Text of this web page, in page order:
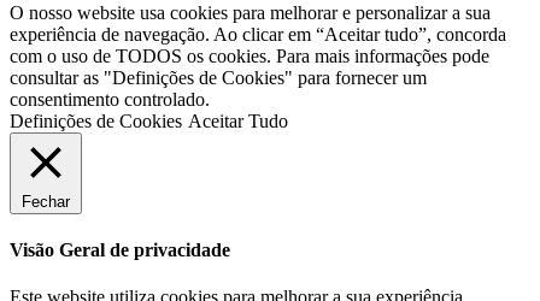
O nosso website usa cookies para melhorar e personalizar a sua
experiência de navegação. Ao clicar em “Aceitar tudo”, concorda
com o uso de TODOS os cookies. Para mais informações pode
consultar as "Definições de Cookies" para fornecer um
consentimento controlado.
Definições de Cookies Aceitar Tudo
Fechar
Visão Geral de privacidade